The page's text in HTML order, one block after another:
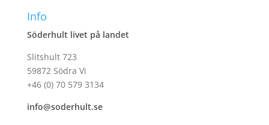
Info
Söderhult livet på landet
Slitshult 723
59872 Södra Vi
+46 (0) 70 579 3134
info@soderhult.se